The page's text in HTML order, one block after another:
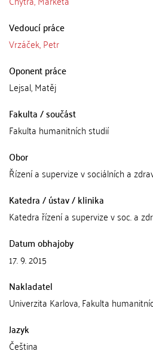
Vedoucí práce
Vrzáček, Petr
Oponent práce
Lejsal, Matěj
Fakulta / součást
Fakulta humanitních studií
Obor
Řízení a supervize v sociálních a
Katedra / ústav / klinika
Katedra řízení a supervize v soc. a
Datum obhajoby
17. 9. 2015
Nakladatel
Univerzita Karlova, Fakulta
Jazyk
Čeština